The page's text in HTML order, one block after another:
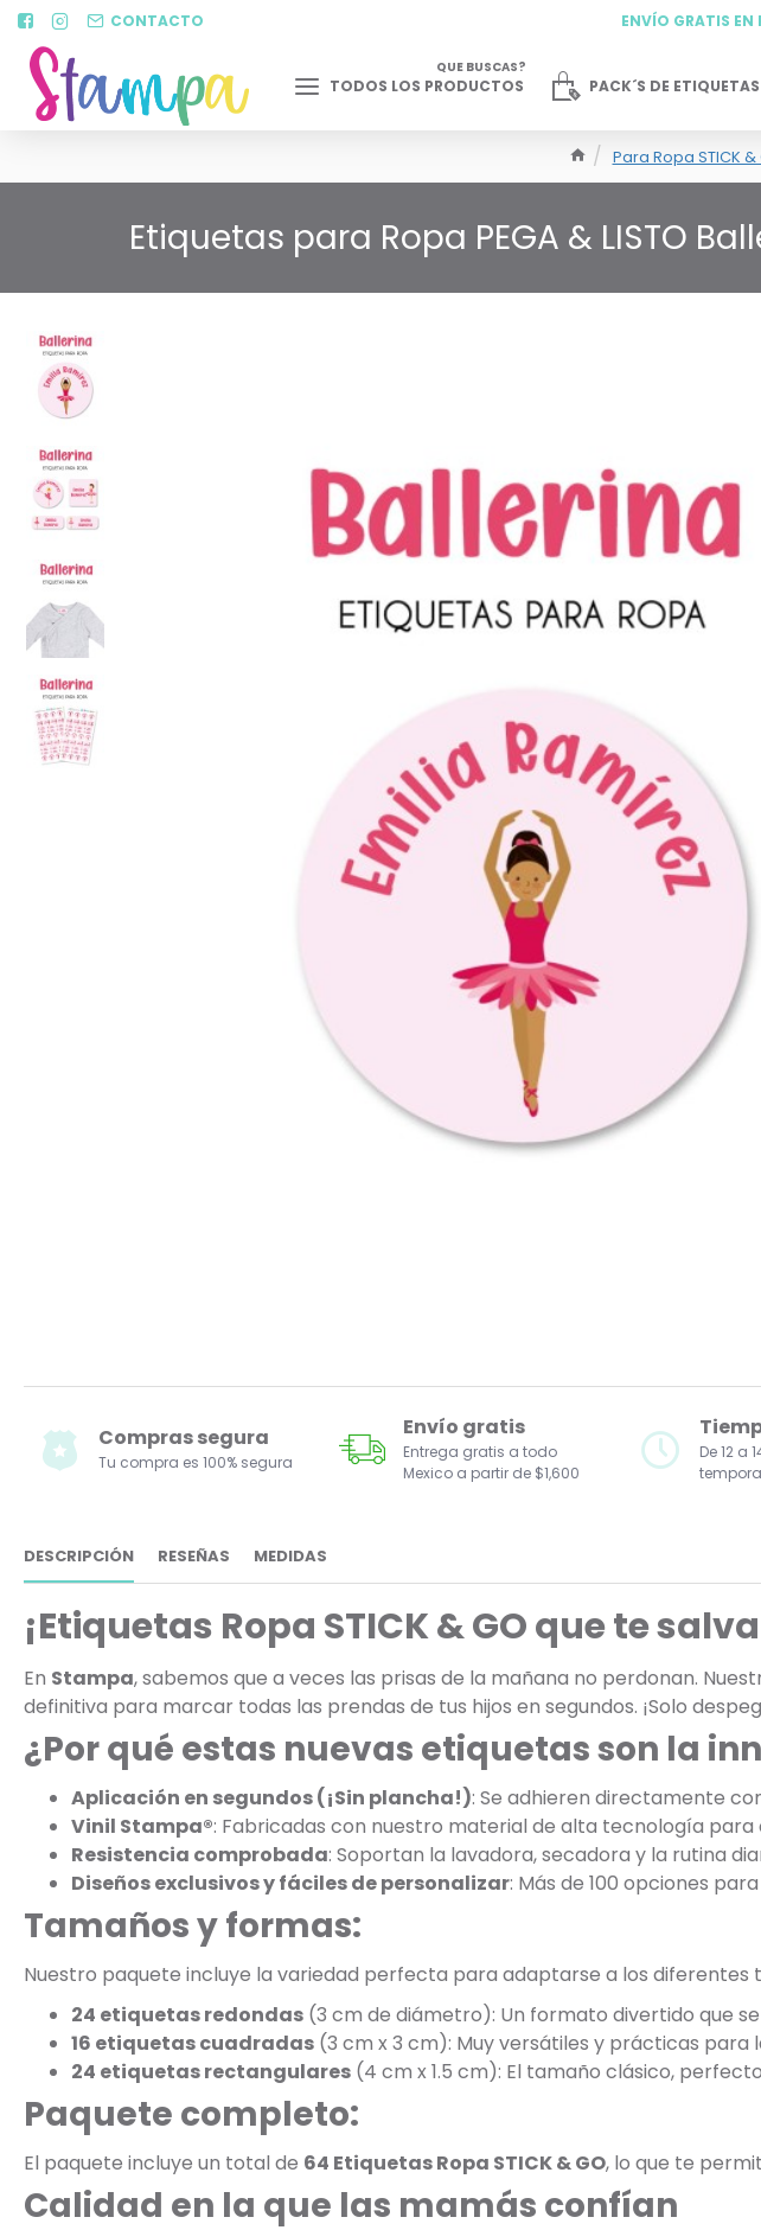
CONTACTO ENVÍO GRATIS EN
TODOS LOS PRODUCTOS
QUE BUSCAS?
PACK´S DE ETIQUETAS
Para Ropa STICK &
Etiquetas para Ropa PEGA & LISTO
Compras segura
Tu compra es 100% segura
Envío gratis
Entrega gratis a todo
Mexico a partir de $1,600
De 12 a
DESCRIPCIÓN RESEÑAS MEDIDAS
¡Etiquetas Ropa STICK & GO que te
En Stampa, sabemos que a veces las prisas de la mañana no perdonan.
definitiva para marcar todas las prendas de tus hijos en segundos. ¡Solo
¿Por qué estas nuevas etiquetas son la
Aplicación en segundos (¡Sin plancha!): Se adhieren directamente
Vinil Stampa®: Fabricadas con nuestro material de alta tecnología
Resistencia comprobada: Soportan la lavadora, secadora y la rutina
Diseños exclusivos y fáciles de personalizar: Más de 100 opciones
Tamaños y formas:
Nuestro paquete incluye la variedad perfecta para adaptarse a los diferentes
24 etiquetas redondas (3 cm de diámetro): Un formato divertido que
16 etiquetas cuadradas (3 cm x 3 cm): Muy versátiles y prácticas para
24 etiquetas rectangulares (4 cm x 1.5 cm): El tamaño clásico,
Paquete completo:
El paquete incluye un total de 64 Etiquetas Ropa STICK & GO, lo que te
Calidad en la que las mamás confían